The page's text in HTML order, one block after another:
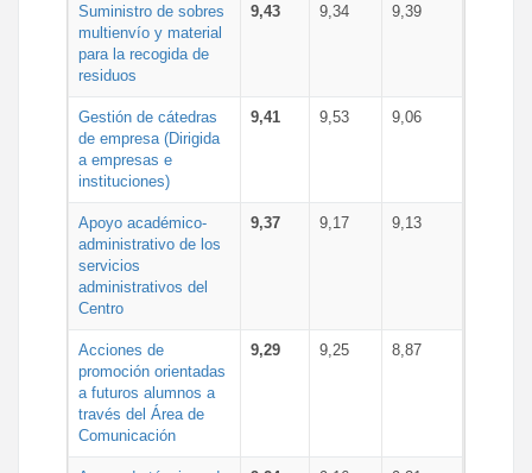
Suministro de sobres
multienvío y material
para la recogida de
residuos
9,43 9,34 9,39
Gestión de cátedras
de empresa (Dirigida
a empresas e
instituciones)
9,41 9,53 9,06
Apoyo académico-
administrativo de los
servicios
administrativos del
Centro
9,37 9,17 9,13
Acciones de
promoción orientadas
a futuros alumnos a
través del Área de
Comunicación
9,29 9,25 8,87